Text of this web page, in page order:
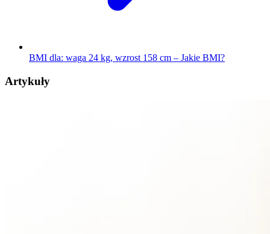
BMI dla: waga 24 kg, wzrost 158 cm – Jakie BMI?
Artykuły